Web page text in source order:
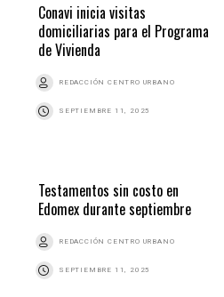
Conavi inicia visitas
domiciliarias para el Programa
de Vivienda
REDACCIÓN CENTRO URBANO
SEPTIEMBRE 11, 2025
Testamentos sin costo en
Edomex durante septiembre
REDACCIÓN CENTRO URBANO
SEPTIEMBRE 11, 2025